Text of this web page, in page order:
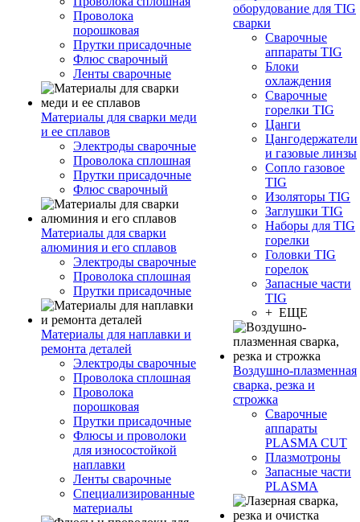
Проволока
порошковая
Прутки присадочные
Флюс сварочный
Ленты сварочные
Материалы для сварки меди
и ее сплавов
Электроды сварочные
Проволока сплошная
Прутки присадочные
Флюс сварочный
Материалы для сварки
алюминия и его сплавов
Электроды сварочные
Проволока сплошная
Прутки присадочные
Материалы для наплавки и
ремонта деталей
Электроды сварочные
Проволока сплошная
Проволока
порошковая
Прутки присадочные
Флюсы и проволоки
для износостойкой
наплавки
Ленты сварочные
Специализированные
материалы
оборудование для TIG
сварки
Сварочные
аппараты TIG
Блоки
охлаждения
Сварочные
горелки TIG
Цанги
Цангодержатели
и газовые линзы
Сопло газовое
TIG
Изоляторы TIG
Заглушки TIG
Наборы для TIG
горелки
Головки TIG
горелок
Запасные части
TIG
+ ЕЩЕ
Воздушно-плазменная
сварка, резка и
строжка
Сварочные
аппараты
PLASMA CUT
Плазмотроны
Запасные части
PLASMA